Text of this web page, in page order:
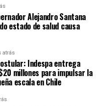
Alejandro Santana
estado de salud causa
atrás
Indespa entrega
millones para impulsar la
escala en Chile